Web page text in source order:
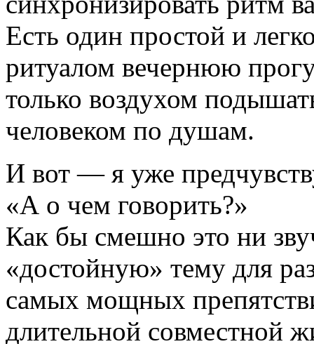
Есть один простой и
ритуалом вечернюю
только воздухом
человеком по душам.
И вот — я уже
«А о чем говорить?»
Как бы смешно это ни
«достойную» тему для
самых мощных
длительной совместной